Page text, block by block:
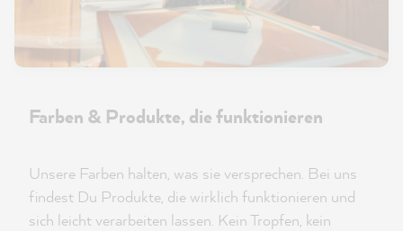
Farben & Produkte, die funktionieren
Unsere Farben halten, was sie versprechen. Bei uns
findest Du Produkte, die wirklich funktionieren und
sich leicht verarbeiten lassen. Kein Tropfen, kein